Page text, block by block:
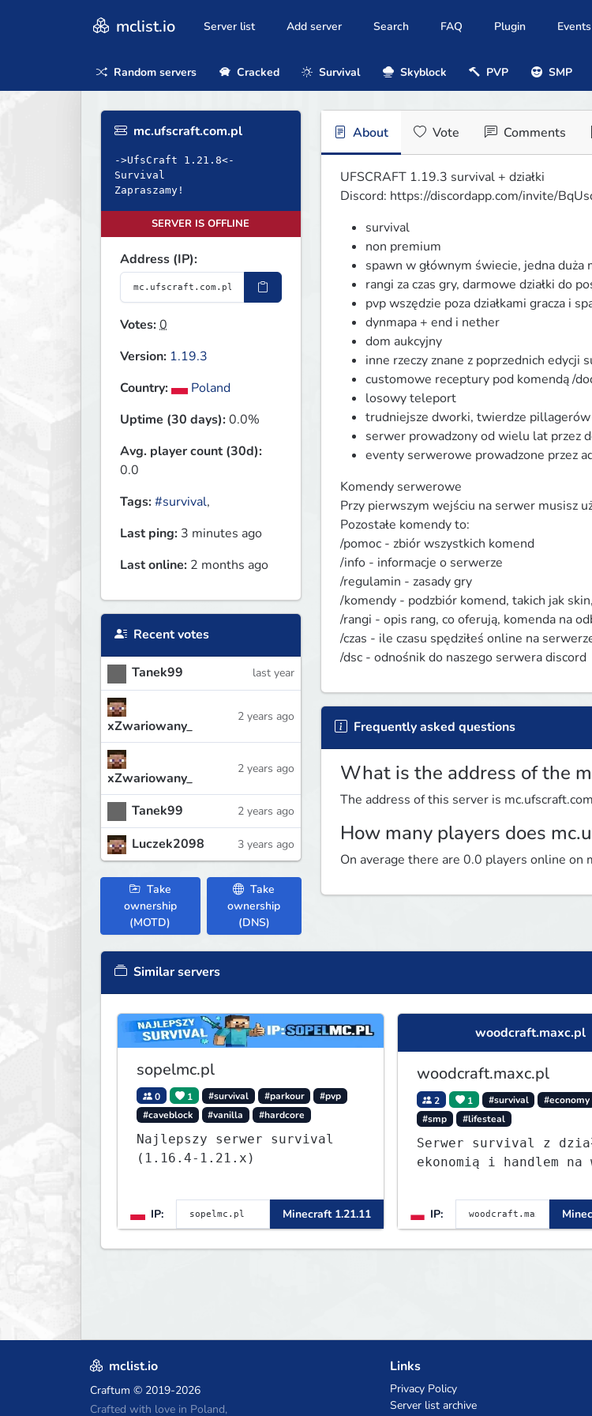
mclist.io Server list Add server Search FAQ Plugin Events
Random servers Cracked Survival Skyblock PVP SMP
mc.ufscraft.com.pl
->UfsCraft 1.21.8<-
Survival
Zapraszamy!
SERVER IS OFFLINE
Address (IP):
Votes:0
Version: 1.19.3
Country:
Poland
Uptime (30 days):0.0%
Avg. player count (30d):
0.0
Tags:#survival,
Last ping: 3 minutes ago
Last online: 2 months ago
Recent votes
Tanek99 last year
xZwariowany_
2 years ago
xZwariowany_
2 years ago
Tanek99 2 years ago
Luczek2098 3 years ago
Take
ownership
(MOTD)
Take
ownership
(DNS)
About Vote Comments
UFSCRAFT 1.19.3 survival + działki
Discord: https://discordapp.com/invite/
survival
non premium
spawn w głównym świecie, jedna duża
rangi za czas gry, darmowe działki do
pvp wszędzie poza działkami gracza i
dynmapa + end i nether
dom aukcyjny
inne rzeczy znane z poprzednich edycji
customowe receptury pod komendą /
losowy teleport
trudniejsze dworki, twierdze
serwer prowadzony od wielu lat przez
eventy serwerowe prowadzone przez
Komendy serwerowe
Przy pierwszym wejściu na serwer musisz
Pozostałe komendy to:
/pomoc - zbiór wszystkich komend
/info - informacje o serwerze
/regulamin - zasady gry
/komendy - podzbiór komend, takich jak
/rangi - opis rang, co oferują, komenda na
/czas - ile czasu spędziłeś online na
/dsc - odnośnik do naszego serwera discord
Frequently asked questions
What is the address of the
The address of this server is
How many players does
On average there are 0.0 players online on
Similar servers
sopelmc.pl
0 1 #survival #parkour
#pvp
#caveblock
#vanilla #hardcore
Najlepszy serwer survival
(1.16.4-1.21.x)
IP: Minecraft 1.21.11
woodcraft.maxc.pl
woodcraft.maxc.pl
2 1 #survival #economy
#smp
#lifesteal
Serwer survival z
ekonomią i handlem na
IP:
mclist.io
Craftum © 2019-2026
Crafted with love in Poland,
Links
Privacy Policy
Server list archive